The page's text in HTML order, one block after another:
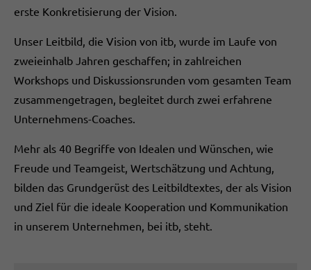
erste Konkretisierung der Vision.
Unser Leitbild, die Vision von itb, wurde im Laufe von
zweieinhalb Jahren geschaffen; in zahlreichen
Workshops und Diskussionsrunden vom gesamten Team
zusammengetragen, begleitet durch zwei erfahrene
Unternehmens-Coaches.
Mehr als 40 Begriffe von Idealen und Wünschen, wie
Freude und Teamgeist, Wertschätzung und Achtung,
bilden das Grundgerüst des Leitbildtextes, der als Vision
und Ziel für die ideale Kooperation und Kommunikation
in unserem Unternehmen, bei itb, steht.